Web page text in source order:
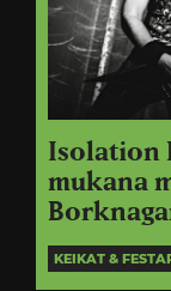
Isolation
mukana
KEIKAT &